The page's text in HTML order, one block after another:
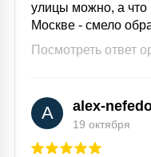
улицы можно, а что
Москве - смело
Посмотреть ответ
A alex-
19 октября